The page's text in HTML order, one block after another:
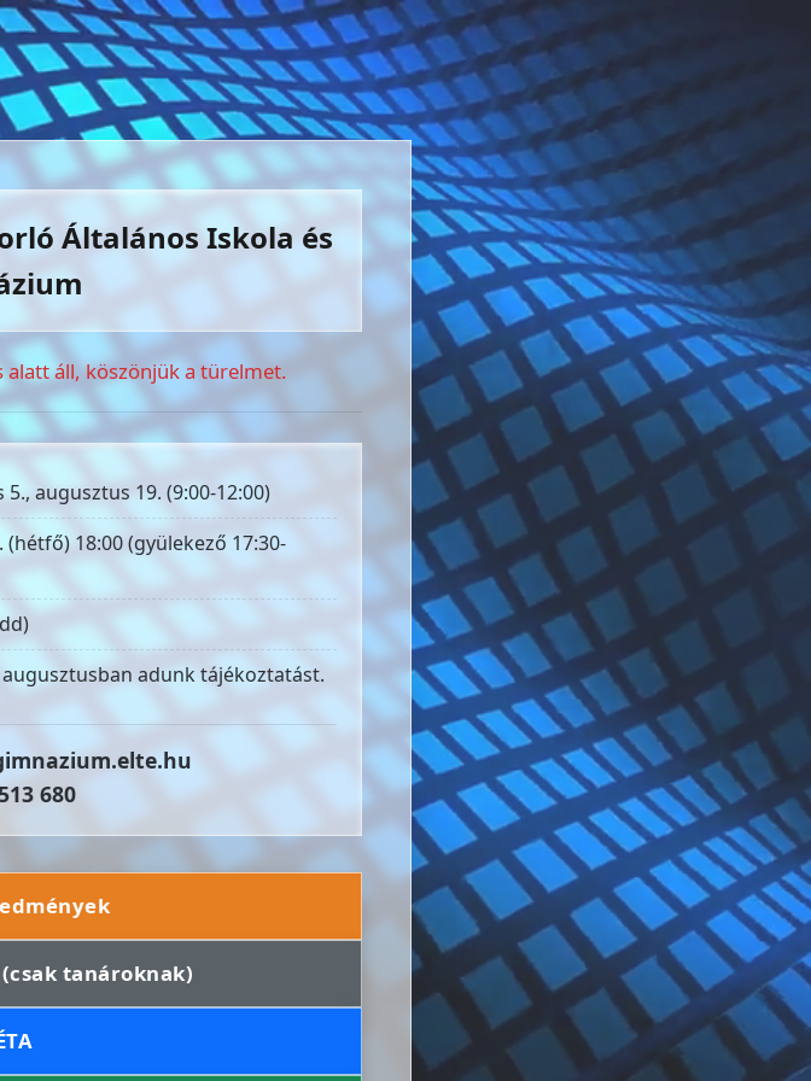
Általános Iskola és
áll, köszönjük a türelmet.
augusztus 19. (9:00-12:00)
18:00 (gyülekező 17:30-
adunk tájékoztatást.
680
tanároknak)